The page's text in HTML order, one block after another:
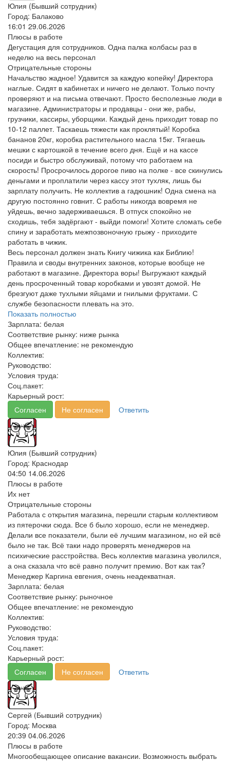
Юлия (Бывший сотрудник)
Город: Балаково
16:01 29.06.2026
Плюсы в работе
Дегустация для сотрудников. Одна палка колбасы раз в
неделю на весь персонал
Отрицательные стороны
Начальство жадное! Удавится за каждую копейку! Директора
наглые. Сидят в кабинетах и ничего не делают. Только почту
проверяют и на письма отвечают. Просто бесполезные люди в
магазине. Администраторы и продавцы - они же, рабы,
грузчики, кассиры, уборщики. Каждый день приходит товар по
10-12 паллет. Таскаешь тяжести как проклятый! Коробка
бананов 20кг, коробка растительного масла 15кг. Тягаешь
мешки с картошкой в течение всего дня. Ещё и на кассе
посиди и быстро обслуживай, потому что работаем на
скорость! Просрочилось дорогое пиво на полке - все скинулись
деньгами и проплатили через кассу этот тухляк, лишь бы
зарплату получить. Не коллектив а гадюшник! Одна смена на
другую постоянно говнит. С работы никогда вовремя не
уйдешь, вечно задерживаешься. В отпуск спокойно не
сходишь, тебя задёргают - выйди помоги! Хотите сломать себе
спину и заработать межпозвоночную грыжу - приходите
работать в чижик.
Весь персонал должен знать Книгу чижика как Библию!
Правила и своды внутренних законов, которые вообще не
работают в магазине. Директора воры! Выгружают каждый
день просроченный товар коробками и увозят домой. Не
брезгуют даже тухлыми яйцами и гнилыми фруктами. С
службе безопасности плевать на это.
Показать полностью
Зарплата: белая
Соответствие рынку: ниже рынка
Общее впечатление: не рекомендую
Коллектив:
Руководство:
Условия труда:
Соц.пакет:
Карьерный рост:
Согласен
Не согласен Ответить
Юлия (Бывший сотрудник)
Город: Краснодар
04:50 14.06.2026
Плюсы в работе
Их нет
Отрицательные стороны
Работала с открытия магазина, перешли старым коллективом
из пятерочки сюда. Все б было хорошо, если не менеджер.
Делали все показатели, были её лучшим магазином, но ей всё
было не так. Всё таки надо проверять менеджеров на
психические расстройства. Весь коллектив магазина уволился,
а она сказала что всё равно получит премию. Вот как так?
Менеджер Каргина евгения, очень неадекватная.
Зарплата: белая
Соответствие рынку: рыночное
Общее впечатление: не рекомендую
Коллектив:
Руководство:
Условия труда:
Соц.пакет:
Карьерный рост:
Согласен
Не согласен Ответить
Сергей (Бывший сотрудник)
Город: Москва
20:39 04.06.2026
Плюсы в работе
Многообещающее описание вакансии. Возможность выбрать